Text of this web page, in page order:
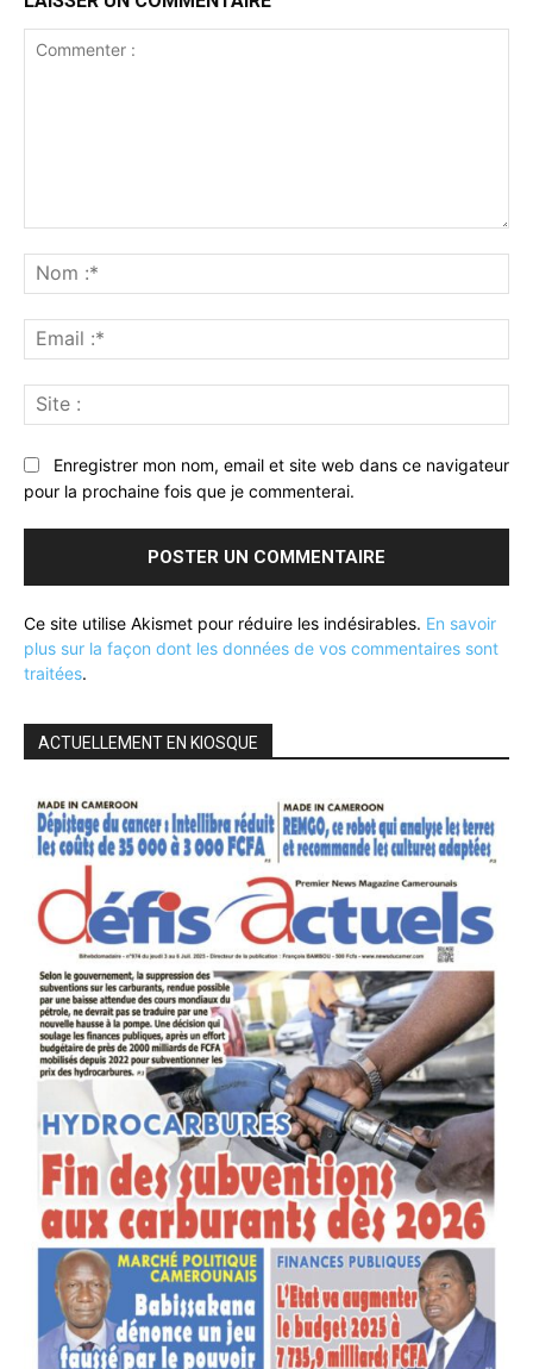
:*
:*
:
Enregistrer mon nom, email et site web dans ce navigateur
pour la prochaine fois que je commenterai.
Ce site utilise Akismet pour réduire les indésirables. En savoir
plus sur la façon dont les données de vos commentaires sont
traitées.
ACTUELLEMENT EN KIOSQUE